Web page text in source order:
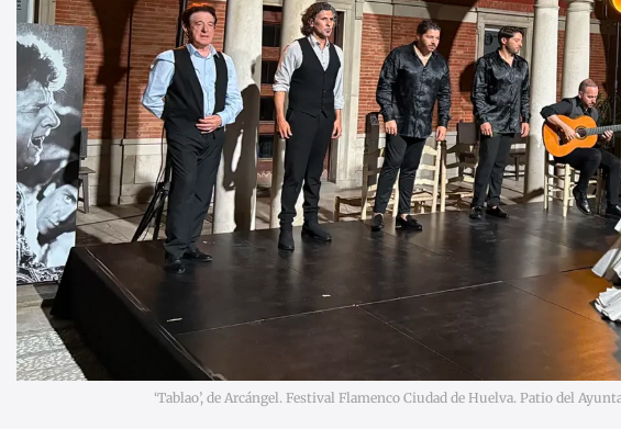
‘Tablao’, de Arcángel. Festival Flamenco Ciudad de Huelva. Patio del